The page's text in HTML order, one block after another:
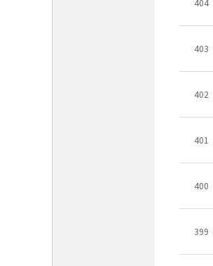
404
403
402
401
400
399